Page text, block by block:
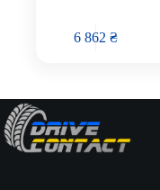
6 862₴